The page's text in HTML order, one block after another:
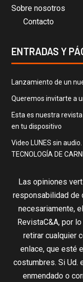
Sobre nosotros
Contacto
ENTRADAS Y
Lanzamiento de un
Queremos invitarte a
Esta es nuestra
en tu dispositivo
Video LUNES sin
TECNOLOGÍA DE
Las opiniones
responsabilidad de
necesariamente,
RevistaC&A, por
retirar cualquier
enlace, que esté
costumbres. Si Ud.
enmendado o